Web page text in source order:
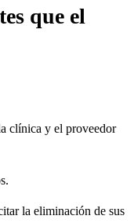
que el
clínica y el proveedor
la eliminación de sus